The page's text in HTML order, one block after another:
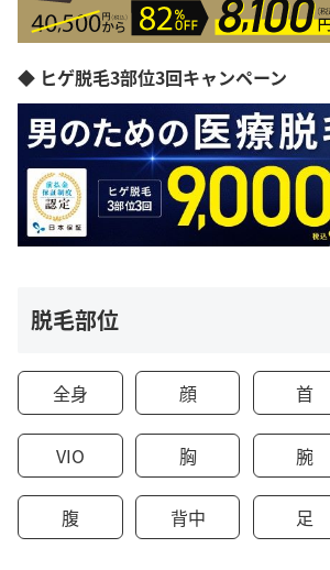
◆ ヒゲ脱毛3部位3回キャンペーン
脱毛部位
全身 顔 首
VIO 胸 腕
腹 背中 足